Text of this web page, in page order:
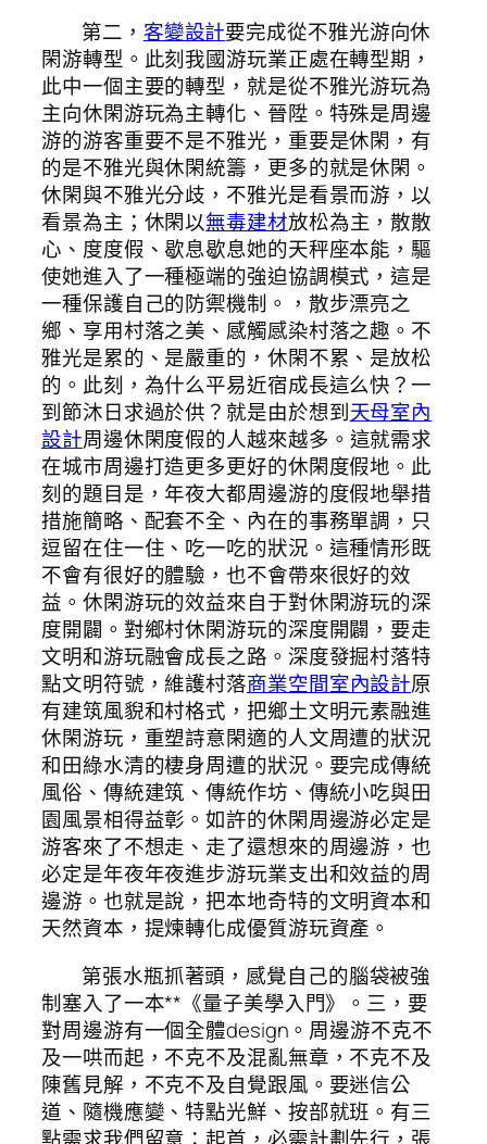
第二， 客變設計要完成從不雅光游向休
閑游轉型。此刻我國游玩業正處在轉型期，
此中一個主要的轉型，就是從不雅光游玩為
主向休閑游玩為主轉化、晉陞。特殊是周邊
游的游客重要不是不雅光，重要是休閑，有
的是不雅光與休閑統籌，更多的就是休閑。
休閑與不雅光分歧，不雅光是看景而游，以
看景為主；休閑以無毒建材放松為主，散散
心、度度假、歇息歇息她的天秤座本能，驅
使她進入了一種極端的強迫協調模式，這是
一種保護自己的防禦機制。，散步漂亮之
鄉、享用村落之美、感觸感染村落之趣。不
雅光是累的、是嚴重的，休閑不累、是放松
的。此刻，為什么平易近宿成長這么快？一
到節沐日求過於供？就是由於想到天母室內
設計周邊休閑度假的人越來越多。這就需求
在城市周邊打造更多更好的休閑度假地。此
刻的題目是，年夜大都周邊游的度假地舉措
措施簡略、配套不全、內在的事務單調，只
逗留在住一住、吃一吃的狀況。這種情形既
不會有很好的體驗，也不會帶來很好的效
益。休閑游玩的效益來自于對休閑游玩的深
度開闢。對鄉村休閑游玩的深度開闢，要走
文明和游玩融會成長之路。深度發掘村落特
點文明符號，維護村落商業空間室內設計原
有建筑風貎和村格式，把鄉土文明元素融進
休閑游玩，重塑詩意閑適的人文周遭的狀況
和田綠水清的棲身周遭的狀況。要完成傳統
風俗、傳統建筑、傳統作坊、傳統小吃與田
園風景相得益彰。如許的休閑周邊游必定是
游客來了不想走、走了還想來的周邊游，也
必定是年夜年夜進步游玩業支出和效益的周
邊游。也就是說，把本地奇特的文明資本和
天然資本，提煉轉化成優質游玩資產。
第張水瓶抓著頭，感覺自己的腦袋被強
制塞入了一本**《量子美學入門》。三，要
對周邊游有一個全體design。周邊游不克不
及一哄而起，不克不及混亂無章，不克不及
陳舊見解，不克不及自覺跟風。要迷信公
道、隨機應變、特點光鮮、按部就班。有三